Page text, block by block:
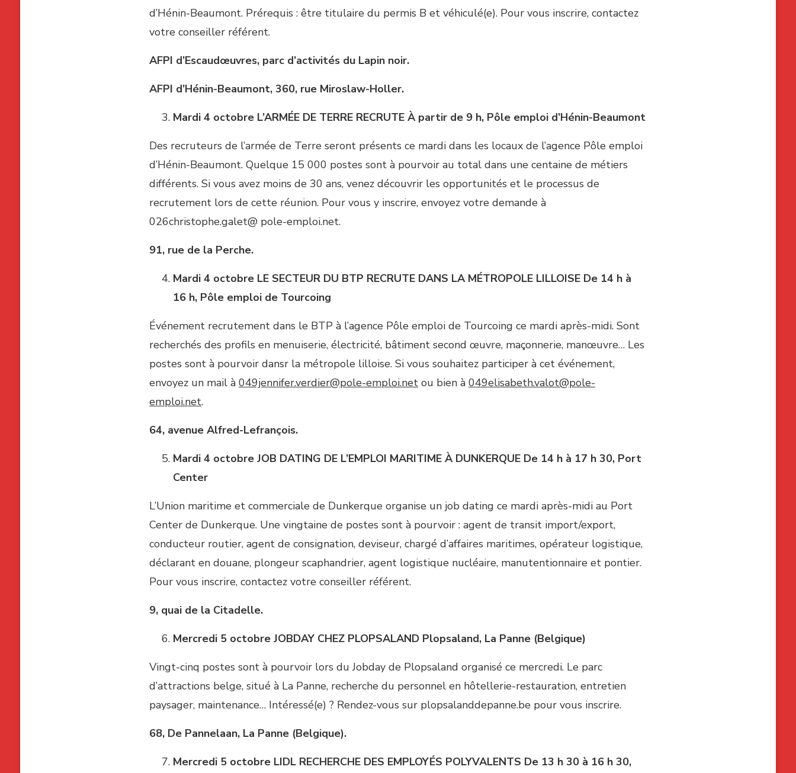
d’Hénin-Beaumont. Prérequis : être titulaire du permis B et véhiculé(e). Pour vous inscrire, contactez
votre conseiller référent.
AFPI d’Escaudœuvres, parc d’activités du Lapin noir.
AFPI d’Hénin-Beaumont, 360, rue Miroslaw-Holler.
Mardi 4 octobre L’ARMÉE DE TERRE RECRUTE À partir de 9 h, Pôle emploi d’Hénin-Beaumont
Des recruteurs de l’armée de Terre seront présents ce mardi dans les locaux de l’agence Pôle emploi
d’Hénin-Beaumont. Quelque 15 000 postes sont à pourvoir au total dans une centaine de métiers
différents. Si vous avez moins de 30 ans, venez découvrir les opportunités et le processus de
recrutement lors de cette réunion. Pour vous y inscrire, envoyez votre demande à
026christophe.galet@ pole-emploi.net.
91, rue de la Perche.
Mardi 4 octobre LE SECTEUR DU BTP RECRUTE DANS LA MÉTROPOLE LILLOISE De 14 h à
16 h, Pôle emploi de Tourcoing
Événement recrutement dans le BTP à l’agence Pôle emploi de Tourcoing ce mardi après-midi. Sont
recherchés des profils en menuiserie, électricité, bâtiment second œuvre, maçonnerie, manœuvre… Les
postes sont à pourvoir dansr la métropole lilloise. Si vous souhaitez participer à cet événement,
envoyez un mail à 049jennifer.verdier@pole-emploi.netou bien à 049elisabeth.valot@pole-
emploi.net.
64, avenue Alfred-Lefrançois.
Mardi 4 octobre JOB DATING DE L’EMPLOI MARITIME À DUNKERQUE De 14 h à 17 h 30, Port
Center
L’Union maritime et commerciale de Dunkerque organise un job dating ce mardi après-midi au Port
Center de Dunkerque. Une vingtaine de postes sont à pourvoir : agent de transit import/export,
conducteur routier, agent de consignation, deviseur, chargé d’affaires maritimes, opérateur logistique,
déclarant en douane, plongeur scaphandrier, agent logistique nucléaire, manutentionnaire et pontier.
Pour vous inscrire, contactez votre conseiller référent.
9, quai de la Citadelle.
Mercredi 5 octobre JOBDAY CHEZ PLOPSALAND Plopsaland, La Panne (Belgique)
Vingt-cinq postes sont à pourvoir lors du Jobday de Plopsaland organisé ce mercredi. Le parc
d’attractions belge, situé à La Panne, recherche du personnel en hôtellerie-restauration, entretien
paysager, maintenance… Intéressé(e) ? Rendez-vous sur plopsalanddepanne.be pour vous inscrire.
68, De Pannelaan, La Panne (Belgique).
Mercredi 5 octobre LIDL RECHERCHE DES EMPLOYÉS POLYVALENTS De 13 h 30 à 16 h 30,